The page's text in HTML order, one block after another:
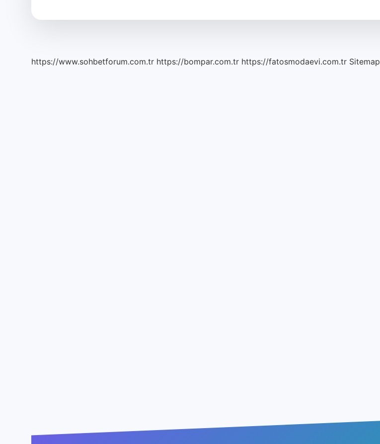
https://www.sohbetforum.com.tr https://bompar.com.tr https://fatosmodaevi.com.tr Sitemap